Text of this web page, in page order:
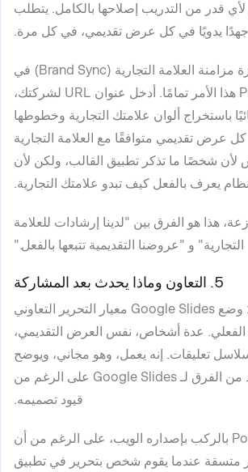
قدر من التدريب إصلاحها بالكامل. يتطلب
جهدًا يدويًا في كل عرض تقديمي، في كل مرة.
تتجنب ميزة مزامنة العلامة التجارية (Brand Sync) في
Presentations.AI هذا الأمر تمامًا. أدخل عنوان URL لشركتك،
باستخراج ألوان علامتك التجارية وخطوطها
كل عرض تقديمي متوافقًا مع العلامة التجارية
لأن شخصًا ما تذكر تطبيق القالب، ولكن لأن
يعرف بالفعل كيف تبدو علامتك التجارية.
هذا هو الفرق بين "لدينا إرشادات للعلامة
التجارية" و "عروضنا التقديمية تتبعها بالفعل."
5. التعاون وماذا يحدث بعد المشاركة
لكي نكون منصفين: وضع Google Slides معيار التحرير التعاوني
عدة أشخاص، نفس العرض التقديمي،
تعليقات. إنه يعمل، وهو مجاني، ويوضح
سبب اختيار العديد من الفرق لـ Google Slides على الرغم من
قيود تصميمه.
لقد لحق PowerPoint بالركب بإصداره الويب، على الرغم من أن
متسقة عندما يقوم شخص بتحرير في تطبيق